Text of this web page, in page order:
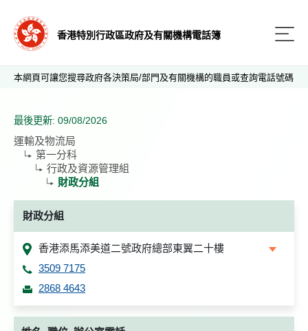
香港特別行政區政府及有關機構電話簿
本網頁可讓您搜尋政府各決策局/部門及有關機構的職員或查詢電話號碼
最後更新: 09/08/2026
運輸及物流局
第一分科
行政及資源管理組
財政分組
財政分組
香港添馬添美道二號政府總部東翼二十樓
3509 7175
2868 4643